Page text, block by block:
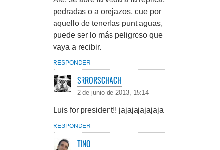
pedradas o a orejazos, que por
aquello de tenerlas puntiaguas,
puede ser lo más peligroso que
vaya a recibir.
RESPONDER
SRRORSCHACH
2 de junio de 2013, 15:14
Luis for president!! jajajajajajaja
RESPONDER
TINO